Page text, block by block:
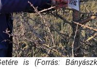
is (Forrás: